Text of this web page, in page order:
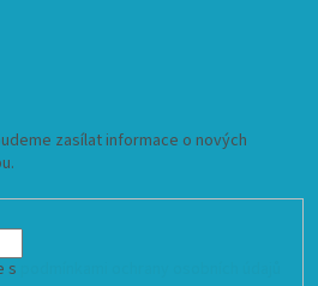
zasílat informace o nových
s